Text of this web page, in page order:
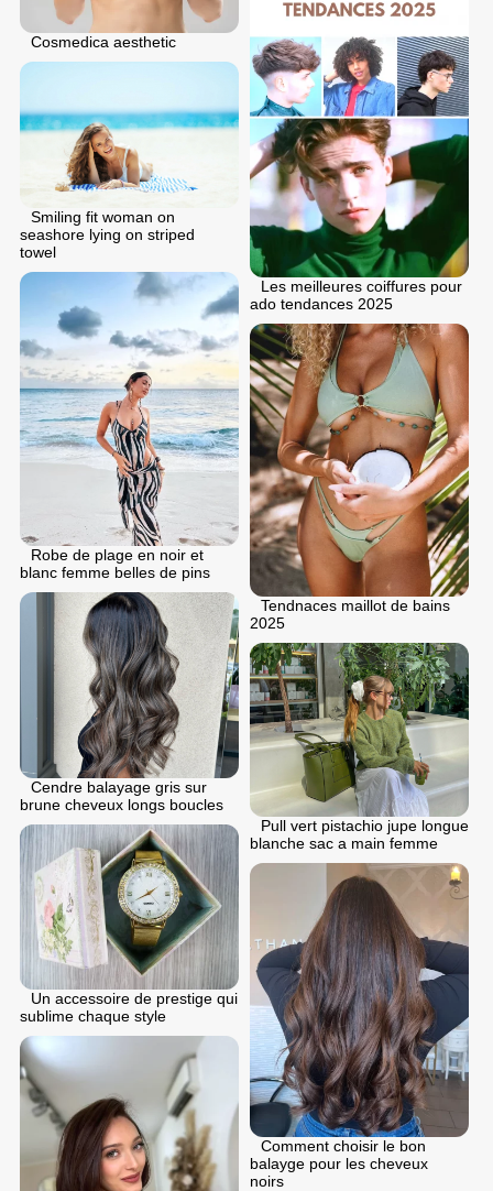
Cosmedica aesthetic
Les meilleures coiffures pour
ado tendances 2025
Smiling fit woman on
seashore lying on striped
towel
Robe de plage en noir et
blanc femme belles de pins
Tendnaces maillot de bains
2025
Cendre balayage gris sur
brune cheveux longs boucles
Pull vert pistachio jupe longue
blanche sac a main femme
Un accessoire de prestige qui
sublime chaque style
Comment choisir le bon
balayge pour les cheveux
noirs